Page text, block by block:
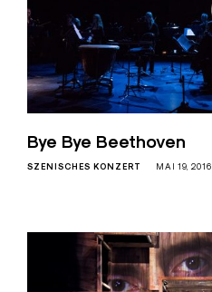
Bye Bye Beethoven
SZENISCHES KONZERT MAI 19, 2016